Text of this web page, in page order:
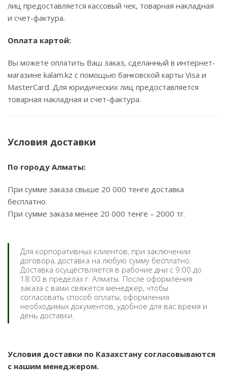
лиц предоставляется кассовый чек, товарная накладная
и счет-фактура.
Оплата картой:
Вы можете оплатить Ваш заказ, сделанный в интернет-
магазине kalam.kz с помощью банковской карты Visa и
MasterCard. Для юридических лиц предоставляется
товарная накладная и счет-фактура.
Условия доставки
По городу Алматы:
При сумме заказа свыше 20 000 тенге доставка
бесплатно.
При сумме заказа менее 20 000 тенге – 2000 тг.
Для корпоративных клиентов, при заключении
договора, доставка на любую сумму бесплатно.
Доставка осуществляется в рабочие дни с 9:00 до
18:00 в пределах г. Алматы. После оформления
заказа с вами свяжется менеджер, чтобы
согласовать способ оплаты, оформления
необходимых документов, удобное для вас время и
день доставки.
Условия доставки по Казахстану согласовываются
с нашим менеджером.